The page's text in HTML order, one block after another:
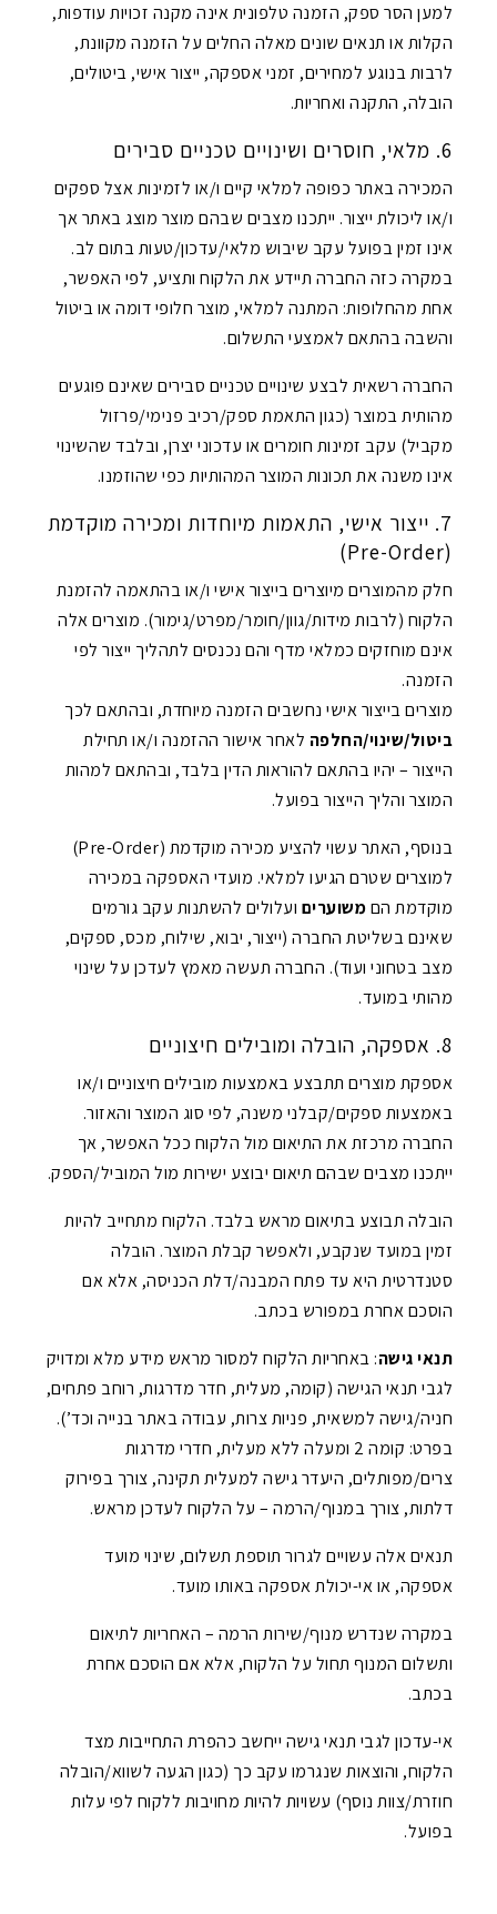
למען הסר ספק, הזמנה טלפונית אינה מקנה זכויות עודפות,
הקלות או תנאים שונים מאלה החלים על הזמנה מקוונת,
לרבות בנוגע למחירים, זמני אספקה, ייצור אישי, ביטולים,
הובלה, התקנה ואחריות.
6. מלאי, חוסרים ושינויים טכניים סבירים
המכירה באתר כפופה למלאי קיים ו/או לזמינות אצל ספקים
ו/או ליכולת ייצור. ייתכנו מצבים שבהם מוצר מוצג באתר אך
אינו זמין בפועל עקב שיבוש מלאי/עדכון/טעות בתום לב.
במקרה כזה החברה תיידע את הלקוח ותציע, לפי האפשר,
אחת מהחלופות: המתנה למלאי, מוצר חלופי דומה או ביטול
והשבה בהתאם לאמצעי התשלום.
החברה רשאית לבצע שינויים טכניים סבירים שאינם פוגעים
מהותית במוצר (כגון התאמת ספק/רכיב פנימי/פרזול
מקביל) עקב זמינות חומרים או עדכוני יצרן, ובלבד שהשינוי
אינו משנה את תכונות המוצר המהותיות כפי שהוזמנו.
7. ייצור אישי, התאמות מיוחדות ומכירה מוקדמת
(Pre-Order)
חלק מהמוצרים מיוצרים בייצור אישי ו/או בהתאמה להזמנת
הלקוח (לרבות מידות/גוון/חומר/מפרט/גימור). מוצרים אלה
אינם מוחזקים כמלאי מדף והם נכנסים לתהליך ייצור לפי
הזמנה.
מוצרים בייצור אישי נחשבים הזמנה מיוחדת, ובהתאם לכך
ביטול/שינוי/החלפה לאחר אישור ההזמנה ו/או תחילת
הייצור – יהיו בהתאם להוראות הדין בלבד, ובהתאם למהות
המוצר והליך הייצור בפועל.
בנוסף, האתר עשוי להציע מכירה מוקדמת (Pre-Order)
למוצרים שטרם הגיעו למלאי. מועדי האספקה במכירה
מוקדמת הםמשוערים ועלולים להשתנות עקב גורמים
שאינם בשליטת החברה (ייצור, יבוא, שילוח, מכס, ספקים,
מצב בטחוני ועוד). החברה תעשה מאמץ לעדכן על שינוי
מהותי במועד.
8. אספקה, הובלה ומובילים חיצוניים
אספקת מוצרים תתבצע באמצעות מובילים חיצוניים ו/או
באמצעות ספקים/קבלני משנה, לפי סוג המוצר והאזור.
החברה מרכזת את התיאום מול הלקוח ככל האפשר, אך
ייתכנו מצבים שבהם תיאום יבוצע ישירות מול המוביל/הספק.
הובלה תבוצע בתיאום מראש בלבד. הלקוח מתחייב להיות
זמין במועד שנקבע, ולאפשר קבלת המוצר. הובלה
סטנדרטית היא עד פתח המבנה/דלת הכניסה, אלא אם
הוסכם אחרת במפורש בכתב.
תנאי גישה: באחריות הלקוח למסור מראש מידע מלא ומדויק
לגבי תנאי הגישה (קומה, מעלית, חדר מדרגות, רוחב פתחים,
חניה/גישה למשאית, פניות צרות, עבודה באתר בנייה וכד’).
בפרט: קומה 2 ומעלה ללא מעלית, חדרי מדרגות
צרים/מפותלים, היעדר גישה למעלית תקינה, צורך בפירוק
דלתות, צורך במנוף/הרמה – על הלקוח לעדכן מראש.
תנאים אלה עשויים לגרור תוספת תשלום, שינוי מועד
אספקה, או אי-יכולת אספקה באותו מועד.
במקרה שנדרש מנוף/שירות הרמה – האחריות לתיאום
ותשלום המנוף תחול על הלקוח, אלא אם הוסכם אחרת
בכתב.
אי-עדכון לגבי תנאי גישה ייחשב כהפרת התחייבות מצד
הלקוח, והוצאות שנגרמו עקב כך (כגון הגעה לשווא/הובלה
חוזרת/צוות נוסף) עשויות להיות מחויבות ללקוח לפי עלות
בפועל.